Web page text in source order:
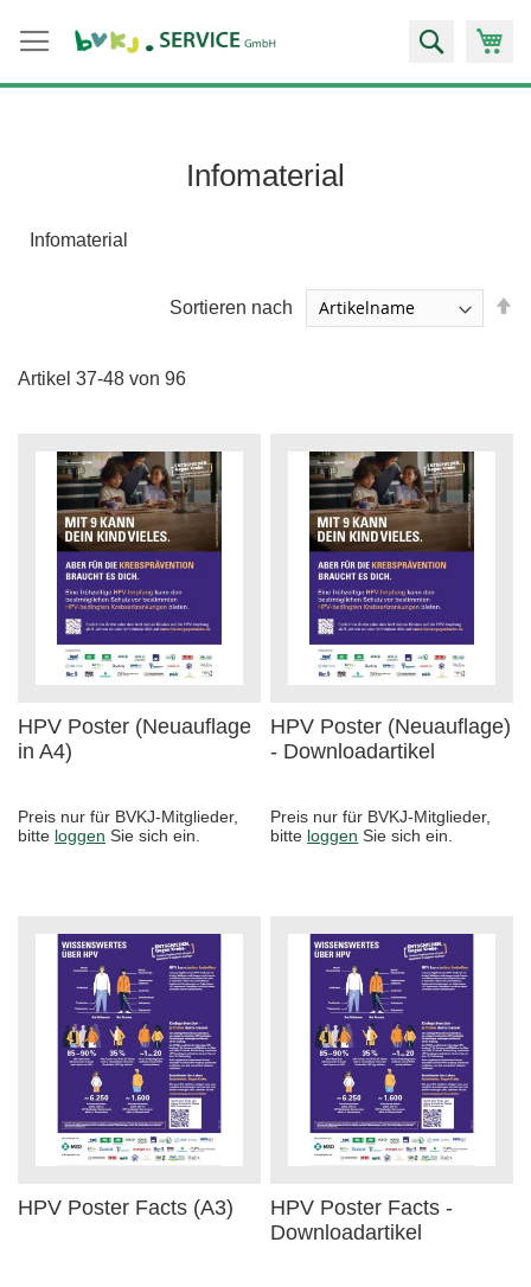
Zum
Inhalt
springen
Suche
Infomaterial
Infomaterial
Artikel 37-48 von 96
Sortieren nach
HPV Poster (Neuauflage
in A4)
Preis nur für BVKJ-Mitglieder,
bitte loggen Sie sich ein.
HPV Poster (Neuauflage)
- Downloadartikel
Preis nur für BVKJ-Mitglieder,
bitte loggen Sie sich ein.
HPV Poster Facts (A3)
HPV Poster Facts -
Downloadartikel